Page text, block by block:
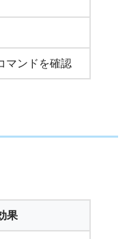
マンドを確認
果